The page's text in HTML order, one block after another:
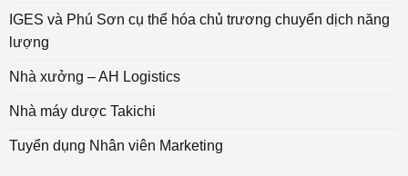
IGES và Phú Sơn cụ thể hóa chủ trương chuyển dịch năng
lượng
Nhà xưởng – AH Logistics
Nhà máy dược Takichi
Tuyển dụng Nhân viên Marketing